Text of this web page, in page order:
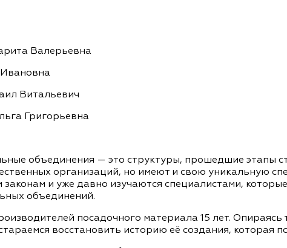
Валерьевна
Витальевич
Григорьевна
объединения — это структуры, прошедшие этапы
организаций, но имеют и свою уникальную
и уже давно изучаются специалистами,
объединений.
посадочного материала 15 лет.
восстановить историю её создания, которая